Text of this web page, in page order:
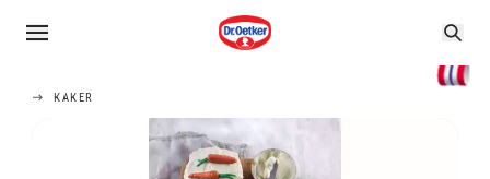
KAKER